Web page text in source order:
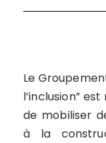
Le
l’inclusion”
de mobiliser
à la